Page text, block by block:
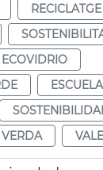
RECICLATGE
ECOVIDRIO